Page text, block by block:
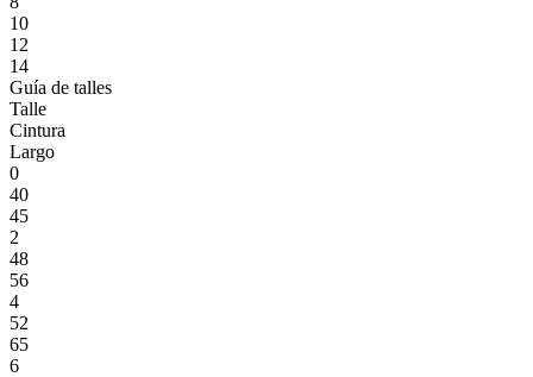
10
12
14
Guía de talles
Talle
Cintura
Largo
0
40
45
2
48
56
4
52
65
6